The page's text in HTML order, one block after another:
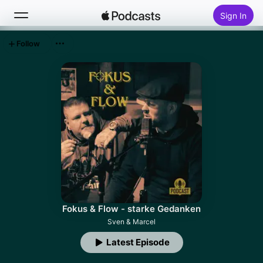
Sign In
Top Charts
Fokus & Flow - starke Gedanken
Sven & Marcel
Latest Episode
Follow